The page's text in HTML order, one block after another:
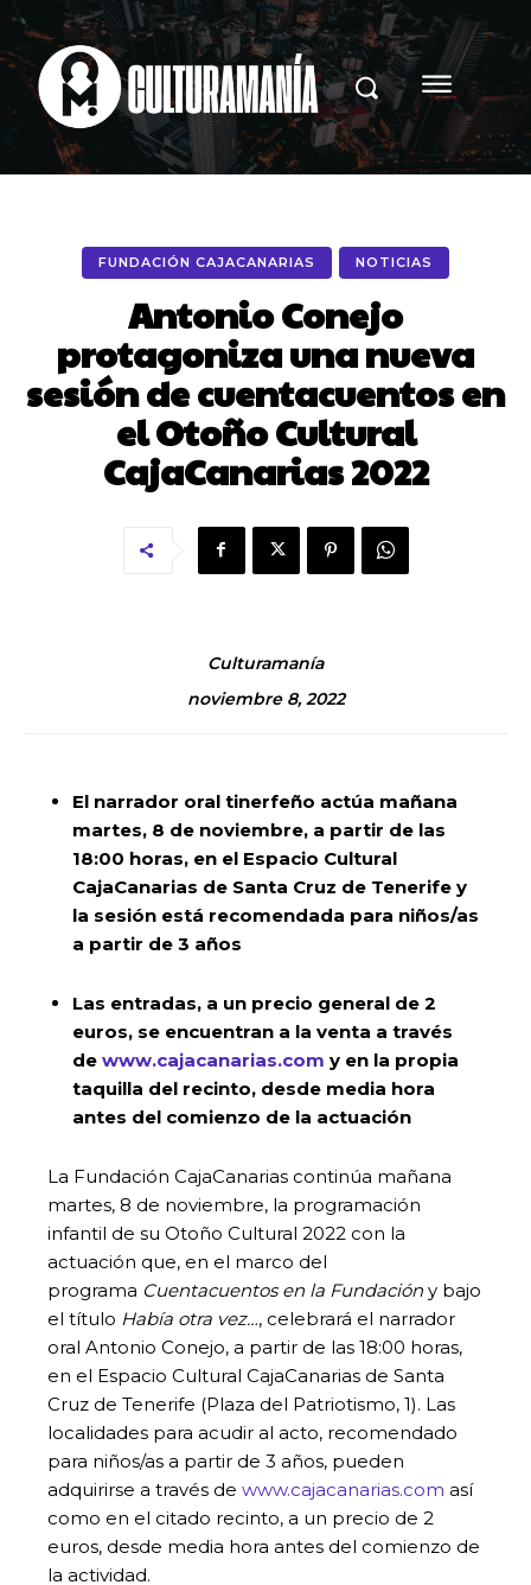
FUNDACIÓN CAJACANARIAS NOTICIAS
Antonio Conejo
protagoniza una nueva
sesión de cuentacuentos en
el Otoño Cultural
CajaCanarias 2022
Culturamanía
noviembre 8, 2022
El narrador oral tinerfeño actúa mañana
martes, 8 de noviembre, a partir de las
18:00 horas, en el Espacio Cultural
CajaCanarias de Santa Cruz de Tenerife y
la sesión está recomendada para niños/as
a partir de 3 años
Las entradas, a un precio general de 2
euros, se encuentran a la venta a través
de www.cajacanarias.com y en la propia
taquilla del recinto, desde media hora
antes del comienzo de la actuación
La Fundación CajaCanarias continúa mañana
martes, 8 de noviembre, la programación
infantil de su Otoño Cultural 2022 con la
actuación que, en el marco del
programa Cuentacuentos en la Fundación y bajo
el título Había otra vez…, celebrará el narrador
oral Antonio Conejo, a partir de las 18:00 horas,
en el Espacio Cultural CajaCanarias de Santa
Cruz de Tenerife (Plaza del Patriotismo, 1). Las
localidades para acudir al acto, recomendado
para niños/as a partir de 3 años, pueden
adquirirse a través de www.cajacanarias.com así
como en el citado recinto, a un precio de 2
euros, desde media hora antes del comienzo de
la actividad.